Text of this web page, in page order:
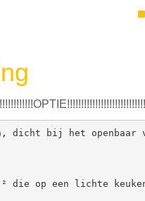
dicht bij het openbaar
² die op een lichte